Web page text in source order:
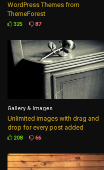
WordPress Themes from
ThemeForest
325 87
Gallery & Images
Unlimited images with drag and
drop for every post added
208 66